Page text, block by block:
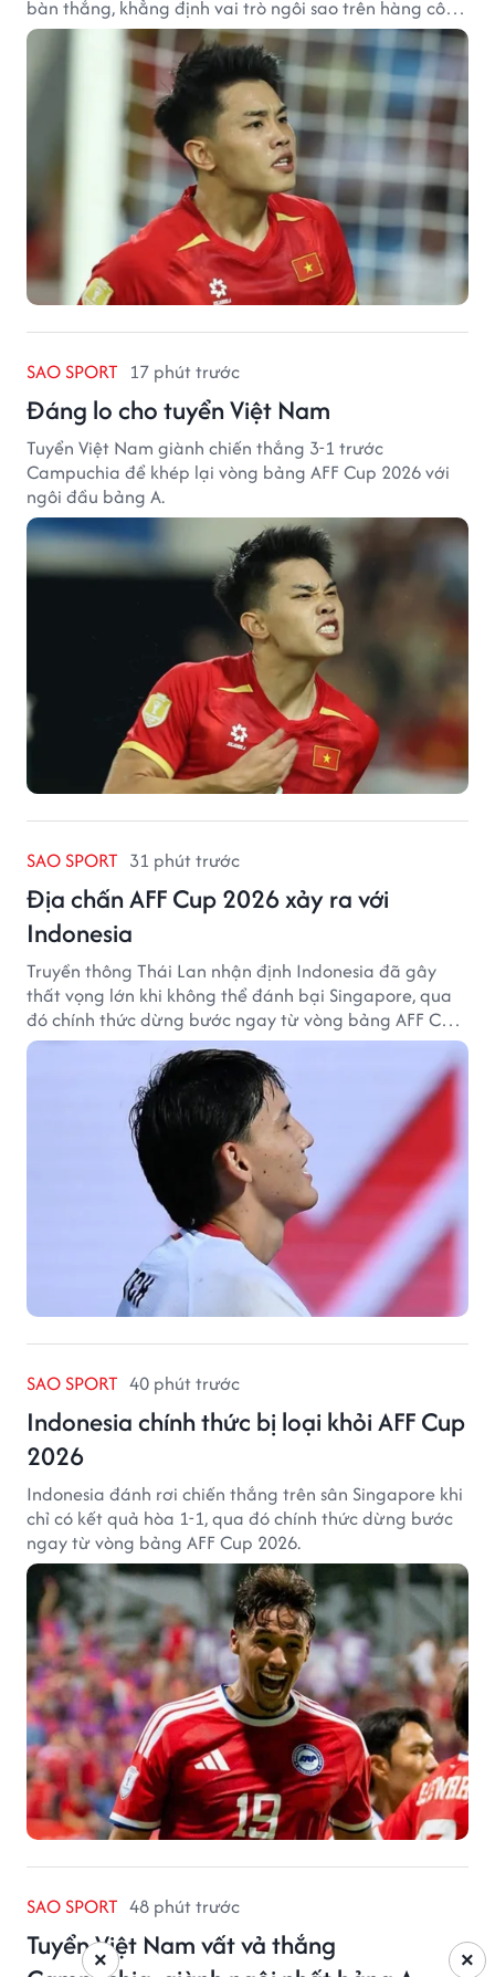
bàn thắng, khẳng định vai trò ngôi sao trên hàng công
tuyển Việt Nam.
SAO SPORT 17 phút trước
Đáng lo cho tuyển Việt Nam
Tuyển Việt Nam giành chiến thắng 3-1 trước
Campuchia để khép lại vòng bảng AFF Cup 2026 với
ngôi đầu bảng A.
SAO SPORT 31 phút trước
Địa chấn AFF Cup 2026 xảy ra với
Indonesia
Truyền thông Thái Lan nhận định Indonesia đã gây
thất vọng lớn khi không thể đánh bại Singapore, qua
đó chính thức dừng bước ngay từ vòng bảng AFF Cup
2026.
SAO SPORT 40 phút trước
Indonesia chính thức bị loại khỏi AFF Cup
2026
Indonesia đánh rơi chiến thắng trên sân Singapore khi
chỉ có kết quả hòa 1-1, qua đó chính thức dừng bước
ngay từ vòng bảng AFF Cup 2026.
SAO SPORT 48 phút trước
Tuyển Việt Nam vất vả thắng
×
×